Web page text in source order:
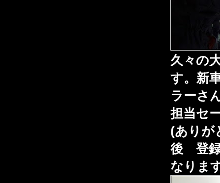
久々の
す。新
ラーさ
担当セ
(ありが
後 登録
なりま